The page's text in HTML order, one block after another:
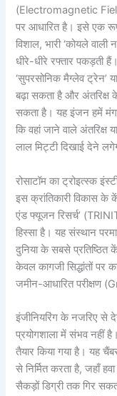
(Electromagnetic
पर आधारित है। इसे एक
विशाल, भारी ‘कोयले
धीरे-धीरे रफ्तार पकड़ती
‘सुपरसोनिक मैग्लेव ट्रेन’
बढ़ा सकता है और अंतरिक्ष
सकता है। यह इंजन हमें
कि वहां जाने वाले अंतरिक्ष
लाल मिट्टी दिखाई देने
रोसाटॉम का ट्रोइत्स्क
इस क्रांतिकारी विकास
एंड फ्यूजन रिसर्च’
हिस्सा है। यह संस्थान
दुनिया के सबसे प्रतिष्ठित
केवल कागजी सिद्धांतों पर
जमीन-आधारित परीक्षण
इंजीनियरिंग के नजरिए से
प्रयोगशाला में संभव नहीं
तैयार किया गया है। यह
से निर्मित करता है, जहाँ
सैकड़ों डिग्री तक गिर